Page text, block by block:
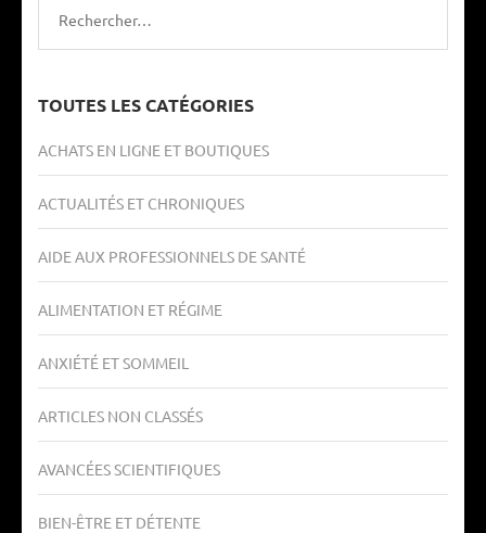
Rechercher :
TOUTES LES CATÉGORIES
ACHATS EN LIGNE ET BOUTIQUES
ACTUALITÉS ET CHRONIQUES
AIDE AUX PROFESSIONNELS DE SANTÉ
ALIMENTATION ET RÉGIME
ANXIÉTÉ ET SOMMEIL
ARTICLES NON CLASSÉS
AVANCÉES SCIENTIFIQUES
BIEN-ÊTRE ET DÉTENTE